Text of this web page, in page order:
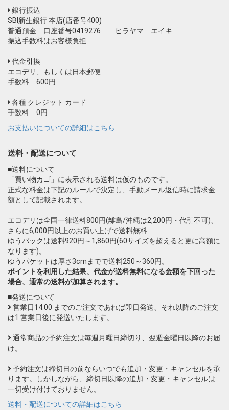
銀行振込
SBI新生銀行 本店(店番号400)
普通預金 口座番号0419276 ヒラヤマ エイキ
振込手数料はお客様負担
代金引換
エコデリ、もしくは日本郵便
手数料 600円
各種 クレジット カード
手数料 0円
お支払いについての詳細はこちら
送料・配送について
■送料について
「買い物カゴ」に表示される送料は仮のものです。
正式な料金は下記のルールで決定し、手動メール返信時に請求金
額として記載されます。
エコデリは全国一律送料800円(離島/沖縄は2,200円・代引不可)、
さらに6,000円以上のお買い上げで送料無料
ゆうパックは送料920円～1,860円(60サイズを超えると更に高額に
なります)。
ゆうパケットは厚さ3cmまでで送料250～360円。
ポイントを利用した結果、代金が送料無料になる金額を下回った
場合、通常の送料が加算されます。
■発送について
営業日14:00 までのご注文であれば即日発送、それ以降のご注文
は1 営業日後に発送いたします。
通常商品の予約注文は毎週月曜日締切り、翌週金曜日以降のお届
け。
予約注文は締切日の前ならいつでも追加・変更・キャンセルを承
ります。しかしながら、締切日以降の追加・変更・キャンセルは
一切受け付けておりません。
送料・配送についての詳細はこちら